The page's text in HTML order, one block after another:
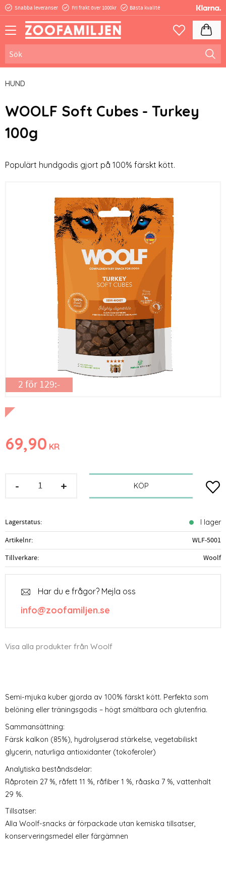
Snabba leveranser Fri frakt över 1000kr Bästa kvalité
Favoriter
HUND
WOOLF Soft Cubes - Turkey
100g
Populärt hundgodis gjort på 100% färskt kött.
2 för 129:-
69,90 KR
+
- KÖP
Lagerstatus I lager
Artikelnr
WLF-5001
Tillverkare
Woolf
Har du e frågor? Mejla oss
info@zoofamiljen.se
Visa alla produkter från Woolf
Semi-mjuka kuber gjorda av 100% färskt kött. Perfekta som
belöning eller träningsgodis – högt smältbara och glutenfria.
Sammansättning:
Färsk kalkon (85%), hydrolyserad stärkelse, vegetabiliskt
glycerin, naturliga antioxidanter (tokoferoler)
Analytiska beståndsdelar:
Råprotein 27 %, råfett 11 %, råfiber 1 %, råaska 7 %, vattenhalt
29 %.
Tillsatser:
Alla Woolf-snacks är förpackade utan kemiska tillsatser,
konserveringsmedel eller färgämnen